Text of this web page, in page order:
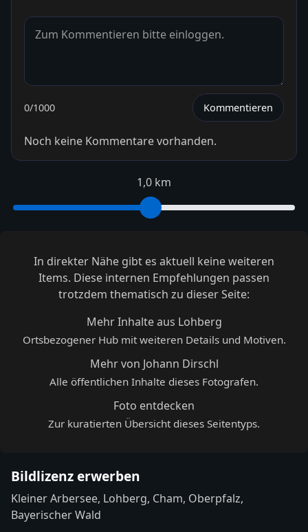
0/1000 Kommentieren
Noch keine Kommentare vorhanden.
1,0 km
In direkter Nähe gibt es aktuell keine weiteren
Items. Diese internen Empfehlungen passen
trotzdem thematisch zu dieser Seite:
Mehr Inhalte aus Lohberg
Ortsbezogener Hub mit weiteren Details und Motiven.
Mehr von Johann Dirschl
Alle öffentlichen Inhalte dieses Fotografen.
Foto entdecken
Zur kuratierten Übersicht dieses Seitentyps.
Bildlizenz erwerben
Kleiner Arbersee, Lohberg, Cham, Oberpfalz,
Bayerischer Wald